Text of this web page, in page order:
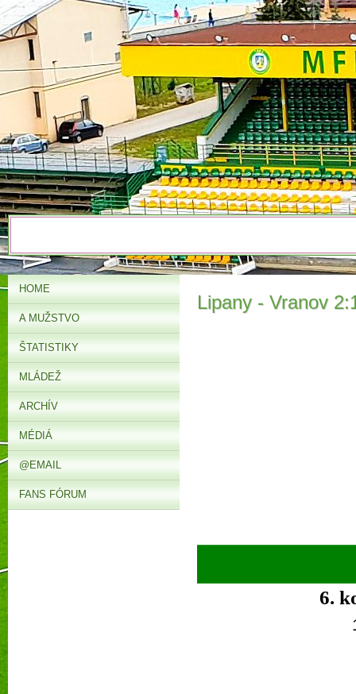
Lipany - Vranov
6.
HOME
A MUŽSTVO
ŠTATISTIKY
MLÁDEŽ
ARCHÍV
MÉDIÁ
@EMAIL
FANS FÓRUM